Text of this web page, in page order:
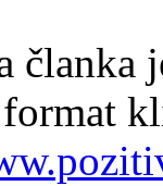
članka